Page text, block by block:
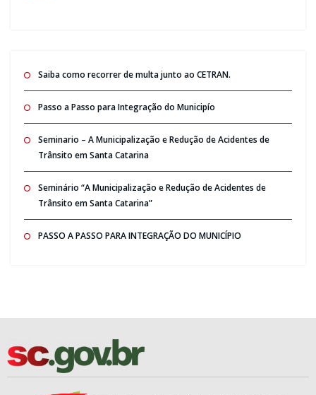
Saiba como recorrer de multa junto ao CETRAN.
Passo a Passo para Integração do Municipío
Seminario – A Municipalização e Redução de Acidentes de
Trânsito em Santa Catarina
Seminário “A Municipalização e Redução de Acidentes de
Trânsito em Santa Catarina”
PASSO A PASSO PARA INTEGRAÇÃO DO MUNICÍPIO